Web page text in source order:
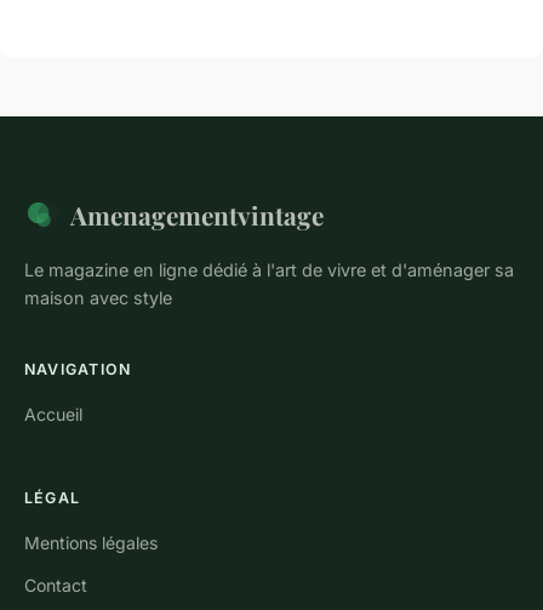
Amenagementvintage
Le magazine en ligne dédié à l'art de vivre et d'aménager sa
maison avec style
NAVIGATION
Accueil
LÉGAL
Mentions légales
Contact